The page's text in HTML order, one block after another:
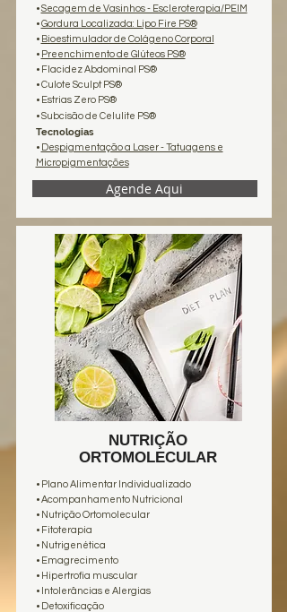
•Secagem de Vasinhos - Escleroterapia/PEIM
•Gordura Localizada: Lipo Fire PS®
• Bioestimulador de Colágeno Corporal
• Preenchimento de Glúteos PS®
• Flacidez Abdominal PS®
• Culote Sculpt PS®
• Estrias Zero PS®
• Subcisão de Celulite PS®
Tecnologias
• Despigmentação a Laser - Tatuagens e
Micropigmentações
Agende Aqui
NUTRIÇÃO
ORTOMOLECULAR
•Plano Alimentar Individualizado
• Acompanhamento Nutricional
• Nutrição Ortomolecular
•Fitoterapia
•Nutrigenética
• Emagrecimento
• Hipertrofia muscular
•Intolerâncias e Alergias
•Detoxificação